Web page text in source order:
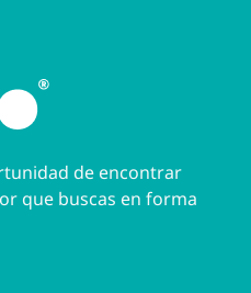
de encontrar
que buscas en forma